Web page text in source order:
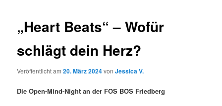
„Heart Beats“ – Wofür
schlägt dein Herz?
Veröffentlicht am20. März 2024vonJessica V.
Die Open-Mind-Night an der FOS BOS Friedberg